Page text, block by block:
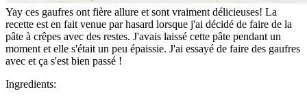
Yay ces gaufres ont fière allure et sont vraiment délicieuses! La
recette est en fait venue par hasard lorsque j'ai décidé de faire de la
pâte à crêpes avec des restes. J'avais laissé cette pâte pendant un
moment et elle s'était un peu épaissie. J'ai essayé de faire des gaufres
avec et ça s'est bien passé !
Ingredients: